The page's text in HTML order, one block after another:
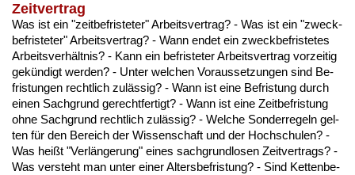
Zeitvertrag
Was ist ein "zeit­be­fris­te­ter" Ar­beits­ver­trag? - Was ist ein "zweck­
be­fris­te­ter" Ar­beits­ver­trag? - Wann en­det ein zweck­be­fris­te­tes
Ar­beits­verhält­nis? - Kann ein be­fris­te­ter Ar­beits­ver­trag vor­zei­tig
gekündigt wer­den? - Un­ter wel­chen Vor­aus­set­zun­gen sind Be­
fris­tun­gen recht­lich zulässig? - Wann ist ei­ne Be­fris­tung durch
ei­nen Sach­grund ge­recht­fer­tigt? - Wann ist ei­ne Zeit­be­fris­tung
oh­ne Sach­grund recht­lich zulässig? - Wel­che Son­der­re­geln gel­
ten für den Be­reich der Wis­sen­schaft und der Hoch­schu­len? -
Was heißt "Verlänge­rung" ei­nes sach­grund­lo­sen Zeit­ver­trags? -
Was ver­steht man un­ter ei­ner Al­ters­be­fris­tung? - Sind Ket­ten­be­